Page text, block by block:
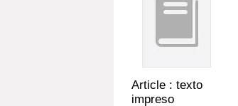
Article : texto
impreso